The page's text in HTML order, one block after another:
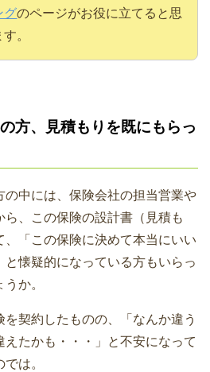
グのページがお役に立てると思
。
方、見積もりを既にもらっ
の中には、保険会社の担当営業や
、この保険の設計書（見積も
、「この保険に決めて本当にいい
懐疑的になっている方もいらっ
か。
契約したものの、「なんか違う
たかも・・・」と不安になって
は。